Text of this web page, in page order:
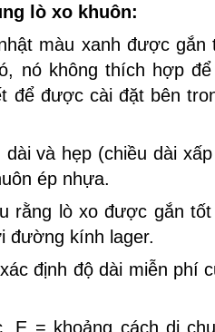
lò xo khuôn:
màu xanh được
nó không thích hợp
để được cài đặt bên
và hẹp (chiều dài
ép nhựa.
rằng lò xo được gắn
đường kính lager.
định độ dài miễn phí
E = khoảng cách di